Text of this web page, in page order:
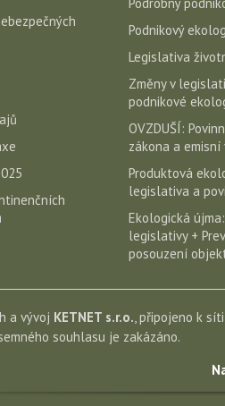
Podnikový
Legislativa
Změny v
podnikové
OVZDUŠÍ:
zákona a emisní
Produktová
legislativa a
Ekologická
legislativy +
posouzení
a vývoj KETNET s.r.o., připojeno k
souhlasu je zakázáno.